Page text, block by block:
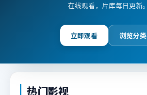
在线观看，片库每日更新。
立即观看 浏览分类
热门影视